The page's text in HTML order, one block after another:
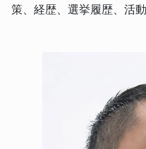
策、経歴、選挙履歴、活